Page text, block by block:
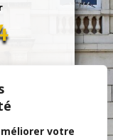
votre